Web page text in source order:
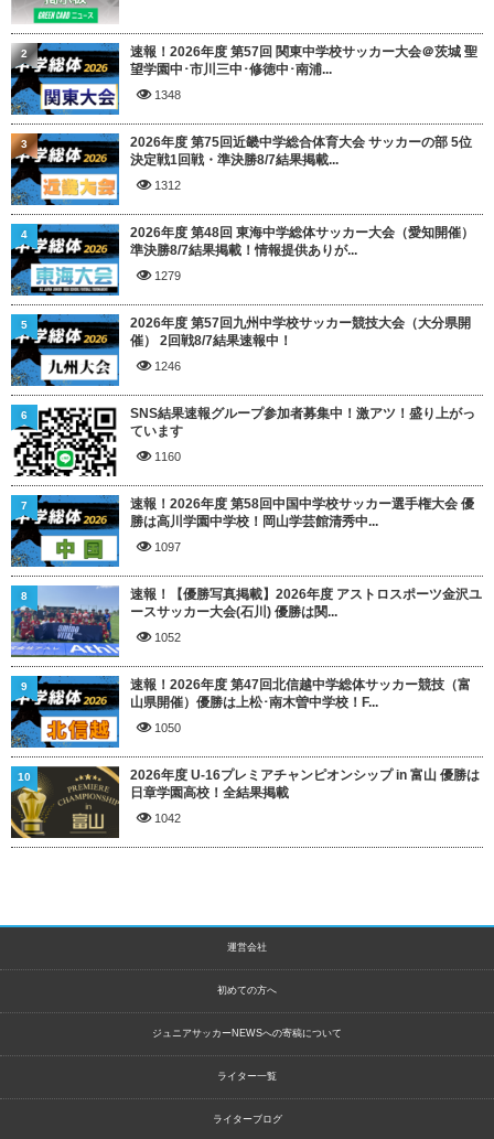
速報！2026年度 第57回 関東中学校サッカー大会＠茨城 聖
望学園中･市川三中･修徳中･南浦...
1348
2
2026年度 第75回近畿中学総合体育大会 サッカーの部 5位
決定戦1回戦・準決勝8/7結果掲載...
1312
3
2026年度 第48回 東海中学総体サッカー大会（愛知開催）
準決勝8/7結果掲載！情報提供ありが...
1279
4
2026年度 第57回九州中学校サッカー競技大会（大分県開
催） 2回戦8/7結果速報中！
1246
5
SNS結果速報グループ参加者募集中！激アツ！盛り上がっ
ています
1160
6
速報！2026年度 第58回中国中学校サッカー選手権大会 優
勝は高川学園中学校！岡山学芸館清秀中...
1097
7
速報！【優勝写真掲載】2026年度 アストロスポーツ金沢ユ
ースサッカー大会(石川) 優勝は関...
1052
8
速報！2026年度 第47回北信越中学総体サッカー競技（富
山県開催）優勝は上松･南木曽中学校！F...
1050
9
2026年度 U-16プレミアチャンピオンシップ in 富山 優勝は
日章学園高校！全結果掲載
1042
10
運営会社
初めての方へ
ジュニアサッカーNEWSへの寄稿について
ライター一覧
ライターブログ